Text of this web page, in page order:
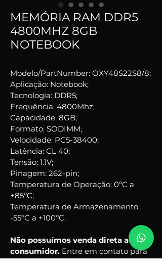
MEMÓRIA RAM DDR5
4800MHZ 8GB
NOTEBOOK
Modelo/PartNumber: OXY48S22S8/8;
Aplicação: Notebook;
Tecnologia: DDR5;
Frequência: 4800Mhz;
Capacidade: 8GB;
Formato: SODIMM;
Velocidade: PC5-38400;
Latência: CL 40;
Tensão: 1.1V;
Pinagem: 262-pin;
Temperatura de Operação: 0ºC a
+85ºC;
Temperatura de Armazenamento:
-55ºC a +100ºC.
Não possuímos venda direta ao
consumidor. Entre em contato para